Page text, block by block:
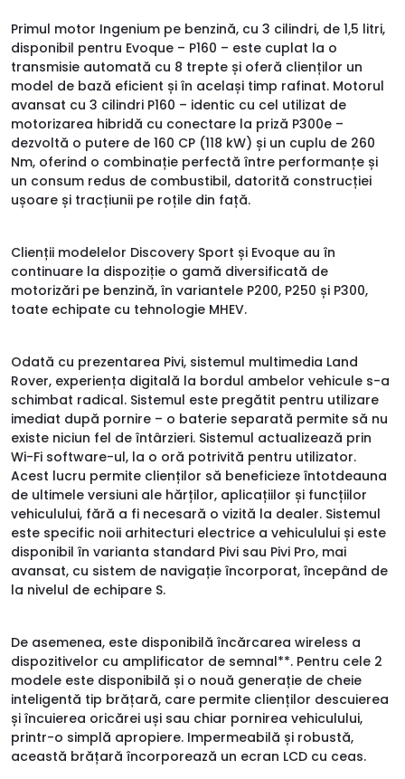
Primul motor Ingenium pe benzină, cu 3 cilindri, de 1,5 litri,
disponibil pentru Evoque – P160 – este cuplat la o
transmisie automată cu 8 trepte și oferă clienților un
model de bază eficient și în același timp rafinat. Motorul
avansat cu 3 cilindri P160 – identic cu cel utilizat de
motorizarea hibridă cu conectare la priză P300e –
dezvoltă o putere de 160 CP (118 kW) și un cuplu de 260
Nm, oferind o combinație perfectă între performanțe și
un consum redus de combustibil, datorită construcției
ușoare și tracțiunii pe roțile din față.
Clienții modelelor Discovery Sport și Evoque au în
continuare la dispoziție o gamă diversificată de
motorizări pe benzină, în variantele P200, P250 și P300,
toate echipate cu tehnologie MHEV.
Odată cu prezentarea Pivi, sistemul multimedia Land
Rover, experiența digitală la bordul ambelor vehicule s-a
schimbat radical. Sistemul este pregătit pentru utilizare
imediat după pornire – o baterie separată permite să nu
existe niciun fel de întârzieri. Sistemul actualizează prin
Wi-Fi software-ul, la o oră potrivită pentru utilizator.
Acest lucru permite clienților să beneficieze întotdeauna
de ultimele versiuni ale hărților, aplicațiilor și funcțiilor
vehiculului, fără a fi necesară o vizită la dealer. Sistemul
este specific noii arhitecturi electrice a vehiculului și este
disponibil în varianta standard Pivi sau Pivi Pro, mai
avansat, cu sistem de navigație încorporat, începând de
la nivelul de echipare S.
De asemenea, este disponibilă încărcarea wireless a
dispozitivelor cu amplificator de semnal**. Pentru cele 2
modele este disponibilă și o nouă generație de cheie
inteligentă tip brățară, care permite clienților descuierea
și încuierea oricărei uși sau chiar pornirea vehiculului,
printr-o simplă apropiere. Impermeabilă și robustă,
această brățară încorporează un ecran LCD cu ceas.